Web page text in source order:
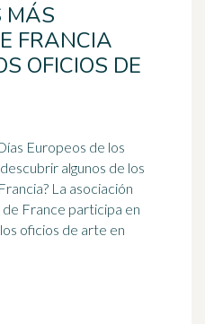
MÁS
FRANCIA
OFICIOS DE
Europeos de los
algunos de los
La asociación
de France participa en
oficios de arte en